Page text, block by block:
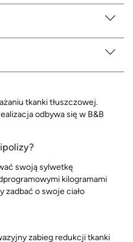
tkanki tłuszczowej.
odbywa się w B&B
swoją sylwetkę
kilogramami
zadbać o swoje ciało
zabieg redukcji tkanki